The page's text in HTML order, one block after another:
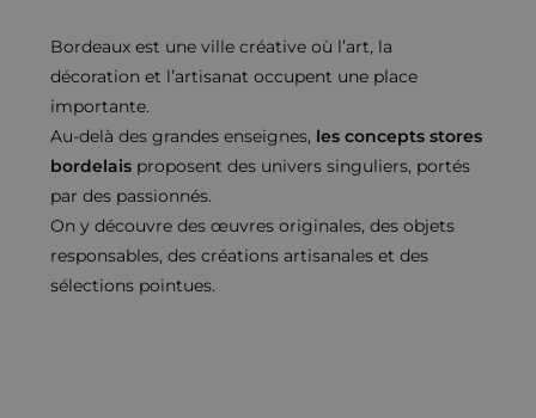
Bordeaux est une ville créative où l’art, la
décoration et l’artisanat occupent une place
importante.
Au-delà des grandes enseignes, les concepts stores
bordelais proposent des univers singuliers, portés
par des passionnés.
On y découvre des œuvres originales, des objets
responsables, des créations artisanales et des
sélections pointues.